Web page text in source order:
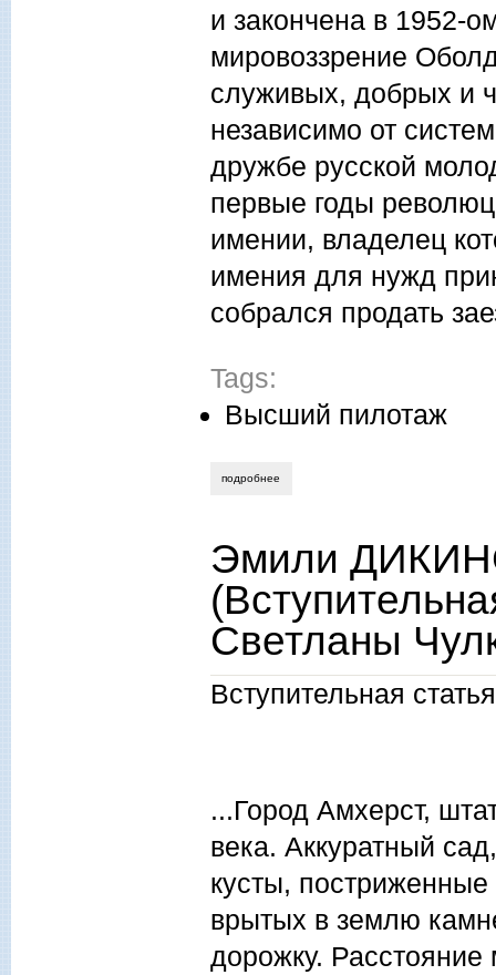
и закончена в 1952-
мировоззрение
служивых, добрых и
независимо от
дружбе русской
первые годы
имении, владелец
имения для нужд
собрался продать
Tags:
Высший пилотаж
подробнее
Эмили
Светланы
Вступительная
...Город Амхерст,
века. Аккуратный
кусты, постриженные
врытых в землю
дорожку.